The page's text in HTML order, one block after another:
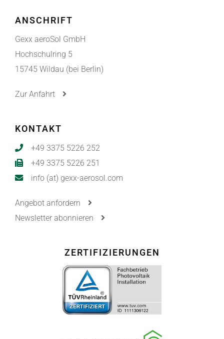
ANSCHRIFT
Gexx aeroSol GmbH
Hochschulring 5
15745 Wildau (bei Berlin)
Zur Anfahrt
KONTAKT
+49 3375 5226 252
+49 3375 5226 251
info (at) gexx-aerosol.com
Angebot anfordern
Newsletter abonnieren
ZERTIFIZIERUNGEN